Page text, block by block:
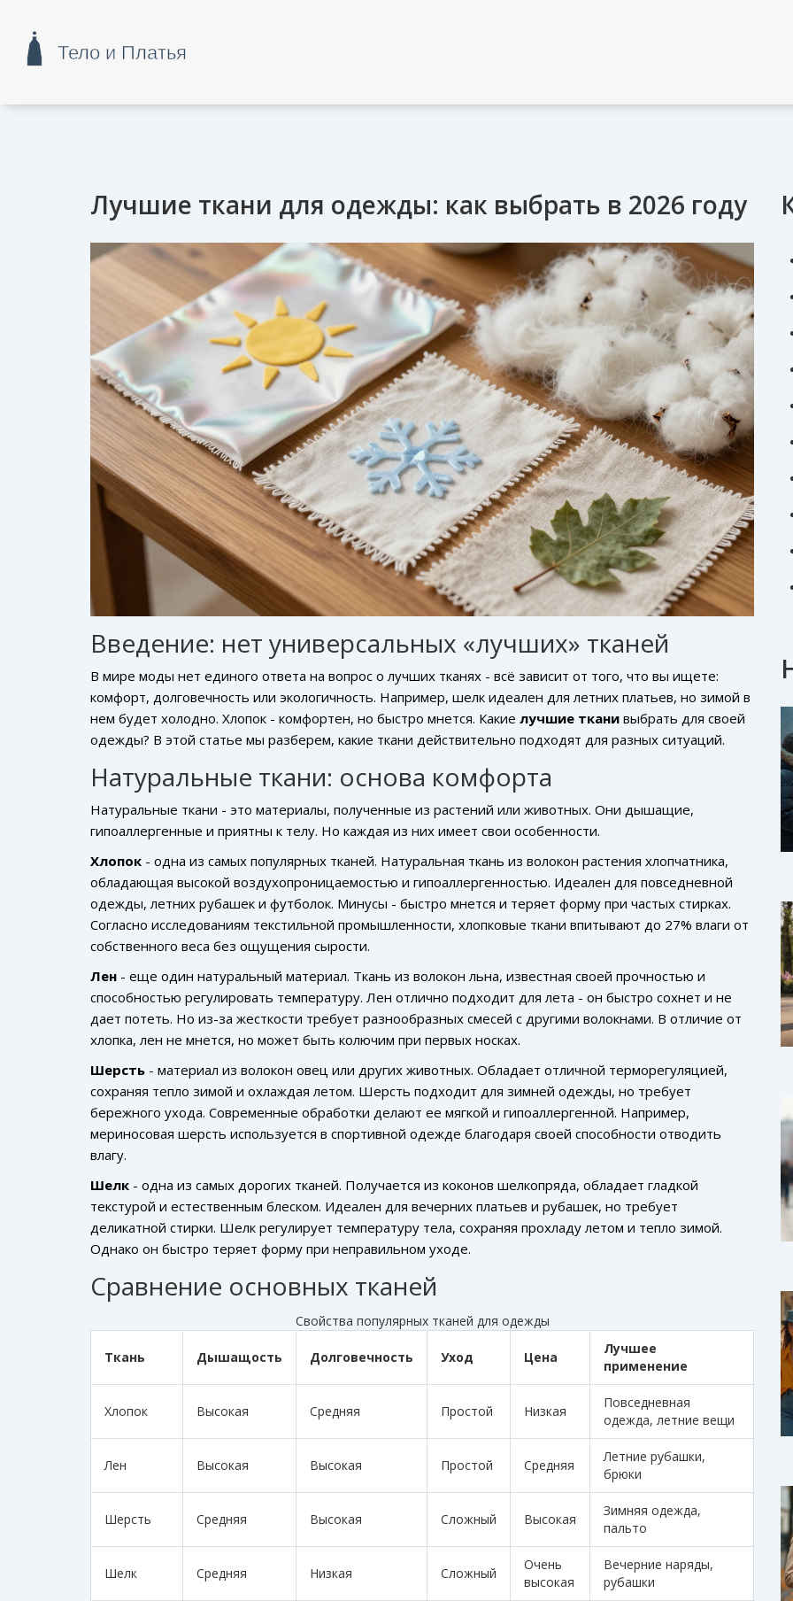
Лучшие ткани для одежды: как выбрать в 2026 году
Введение: нет универсальных «лучших» тканей
В мире моды нет единого ответа на вопрос о лучших тканях - всё зависит от того, что вы ищете:
комфорт, долговечность или экологичность. Например, шелк идеален для летних платьев, но зимой в
нем будет холодно. Хлопок - комфортен, но быстро мнется. Какие лучшие ткани выбрать для своей
одежды? В этой статье мы разберем, какие ткани действительно подходят для разных ситуаций.
Натуральные ткани: основа комфорта
Натуральные ткани - это материалы, полученные из растений или животных. Они дышащие,
гипоаллергенные и приятны к телу. Но каждая из них имеет свои особенности.
Хлопок - одна из самых популярных тканей. Натуральная ткань из волокон растения хлопчатника,
обладающая высокой воздухопроницаемостью и гипоаллергенностью. Идеален для повседневной
одежды, летних рубашек и футболок. Минусы - быстро мнется и теряет форму при частых стирках.
Согласно исследованиям текстильной промышленности, хлопковые ткани впитывают до 27% влаги от
собственного веса без ощущения сырости.
Лен - еще один натуральный материал. Ткань из волокон льна, известная своей прочностью и
способностью регулировать температуру. Лен отлично подходит для лета - он быстро сохнет и не
дает потеть. Но из-за жесткости требует разнообразных смесей с другими волокнами. В отличие от
хлопка, лен не мнется, но может быть колючим при первых носках.
Шерсть - материал из волокон овец или других животных. Обладает отличной терморегуляцией,
сохраняя тепло зимой и охлаждая летом. Шерсть подходит для зимней одежды, но требует
бережного ухода. Современные обработки делают ее мягкой и гипоаллергенной. Например,
мериносовая шерсть используется в спортивной одежде благодаря своей способности отводить
влагу.
Шелк - одна из самых дорогих тканей. Получается из коконов шелкопряда, обладает гладкой
текстурой и естественным блеском. Идеален для вечерних платьев и рубашек, но требует
деликатной стирки. Шелк регулирует температуру тела, сохраняя прохладу летом и тепло зимой.
Однако он быстро теряет форму при неправильном уходе.
Сравнение основных тканей
Свойства популярных тканей для одежды
Ткань Дышащость Долговечность Уход Цена
Лучшее
применение
Хлопок Высокая Средняя Простой Низкая
Повседневная
одежда, летние вещи
Лен Высокая Высокая Простой Средняя
Летние рубашки,
брюки
Шерсть Средняя Высокая Сложный Высокая
Зимняя одежда,
пальто
Шелк Средняя Низкая Сложный
Очень
высокая
Вечерние наряды,
рубашки